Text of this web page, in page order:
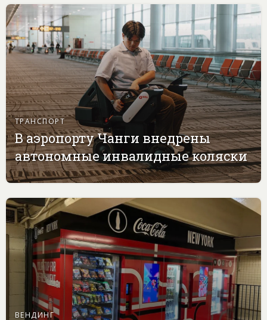
ТРАНСПОРТ
В аэропорту Чанги внедрены
автономные инвалидные коляски
ВЕНДИНГ